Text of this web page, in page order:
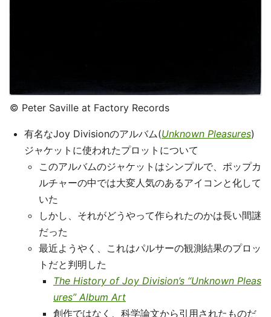
© Peter Saville at Factory Records
有名なJoy Divisionのアルバム(Unknown Pleasures)
ジャケットに使われたプロットについて
このアルバムのジャケットはシンプルで、ポップカ
ルチャーの中では大変人気のあるアイコンと化して
いた
しかし、それがどうやって作られたのかは長い間謎
だった
最近ようやく、これはパルサーの観測結果のプロッ
トだと判明した
The History of Joy Division’s “Unknown Pleas
ures” Album Art
創作ではなく、科学論文から引用されたものだ